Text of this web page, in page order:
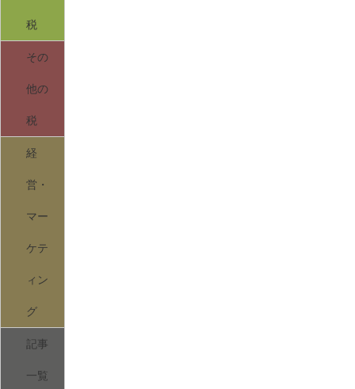
税
その
他の
税
経
営・
マー
ケテ
ィン
グ
記事
一覧